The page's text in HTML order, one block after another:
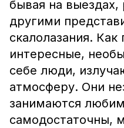
бывая на выездах,
другими
скалолазания. Как
интересные,
себе люди,
атмосферу. Они
занимаются
самодостаточны,